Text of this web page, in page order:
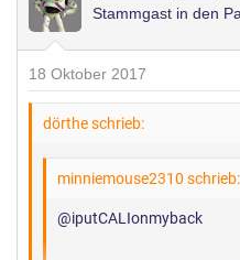
Stammgast in den
18 Oktober 2017
dörthe schrieb:
minniemouse2310 schrieb:
@iputCALIonmyback